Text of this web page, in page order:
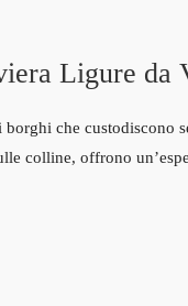
Ligure da
che custodiscono
colline, offrono